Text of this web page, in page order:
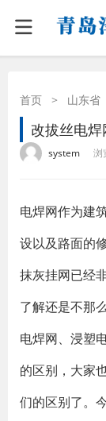
首页 > 山东省
改拔丝电
system 浏
电焊网作为建
设以及路面的
抹灰挂网已经
了解还是不那
电焊网、浸塑
的区别，大家
们的区别了。